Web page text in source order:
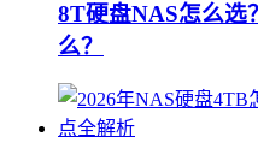
8T硬盘NAS怎么选
么？